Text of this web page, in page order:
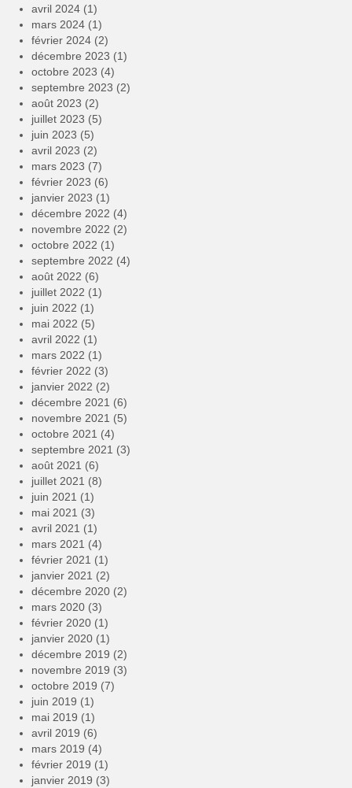
avril 2024 (1)
mars 2024 (1)
février 2024 (2)
décembre 2023 (1)
octobre 2023 (4)
septembre 2023 (2)
août 2023 (2)
juillet 2023 (5)
juin 2023 (5)
avril 2023 (2)
mars 2023 (7)
février 2023 (6)
janvier 2023 (1)
décembre 2022 (4)
novembre 2022 (2)
octobre 2022 (1)
septembre 2022 (4)
août 2022 (6)
juillet 2022 (1)
juin 2022 (1)
mai 2022 (5)
avril 2022 (1)
mars 2022 (1)
février 2022 (3)
janvier 2022 (2)
décembre 2021 (6)
novembre 2021 (5)
octobre 2021 (4)
septembre 2021 (3)
août 2021 (6)
juillet 2021 (8)
juin 2021 (1)
mai 2021 (3)
avril 2021 (1)
mars 2021 (4)
février 2021 (1)
janvier 2021 (2)
décembre 2020 (2)
mars 2020 (3)
février 2020 (1)
janvier 2020 (1)
décembre 2019 (2)
novembre 2019 (3)
octobre 2019 (7)
juin 2019 (1)
mai 2019 (1)
avril 2019 (6)
mars 2019 (4)
février 2019 (1)
janvier 2019 (3)